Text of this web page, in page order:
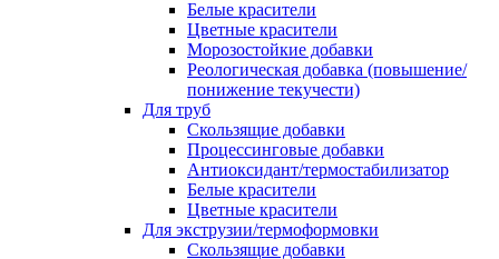
Белые красители
Цветные красители
Морозостойкие добавки
Реологическая добавка (повышение/
понижение текучести)
Для труб
Скользящие добавки
Процессинговые добавки
Антиоксидант/термостабилизатор
Белые красители
Цветные красители
Для экструзии/термоформовки
Скользящие добавки